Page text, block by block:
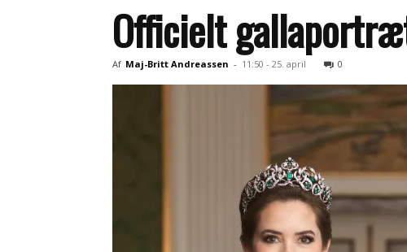
Officielt
Af Maj-Britt Andreassen - 11:50 - 25. april 0